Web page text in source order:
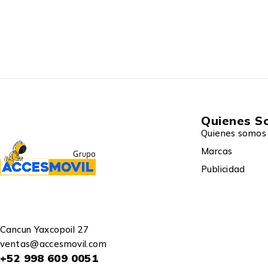
Cancun Yaxcopoil 27
ventas@accesmovil.com
+52 998 609 0051
Quienes
Quienes somos
Marcas
Publicidad